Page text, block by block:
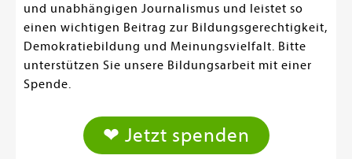
und unabhängigen Journalismus und leistet so
einen wichtigen Beitrag zur Bildungsgerechtigkeit,
Demokratiebildung und Meinungsvielfalt. Bitte
unterstützen Sie unsere Bildungsarbeit mit einer
Spende.
❤ Jetzt spenden